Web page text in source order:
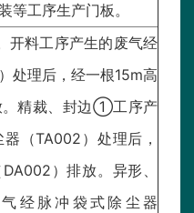
等工序生产门板。
开料工序产生的废气经
处理后，经一根15m高
。精裁、封边①工序产
（TA002）处理后，
）排放。异形、
经脉冲袋式除尘器